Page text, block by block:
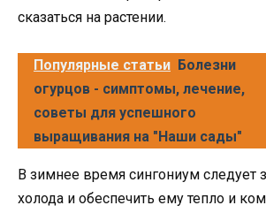
сказаться на растении.
Популярные статьи Болезни
огурцов - симптомы, лечение,
советы для успешного
выращивания на "Наши сады"
В зимнее время сингониум следует
холода и обеспечить ему тепло и